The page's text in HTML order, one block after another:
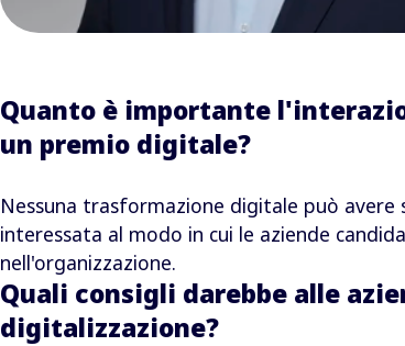
Quanto è importante
un premio digitale?
Nessuna trasformazione digitale può avere
interessata al modo in cui le aziende
nell'organizzazione.
Quali consigli darebbe alle
digitalizzazione?